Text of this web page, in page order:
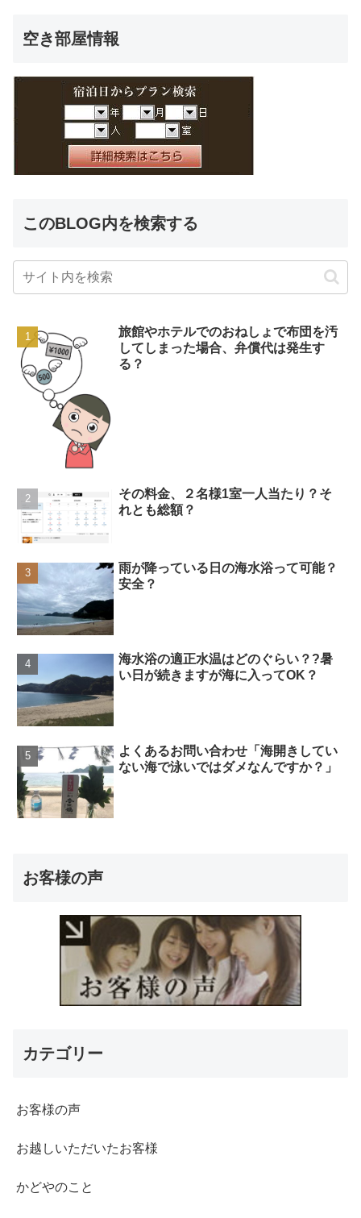
空き部屋情報
このBLOG内を検索する
旅館やホテルでのおねしょで布団を汚
してしまった場合、弁償代は発生す
る？
その料金、２名様1室一人当たり？そ
れとも総額？
雨が降っている日の海水浴って可能？
安全？
海水浴の適正水温はどのぐらい？?暑
い日が続きますが海に入ってOK？
よくあるお問い合わせ「海開きしてい
ない海で泳いではダメなんですか？」
お客様の声
カテゴリー
お客様の声
お越しいただいたお客様
かどやのこと